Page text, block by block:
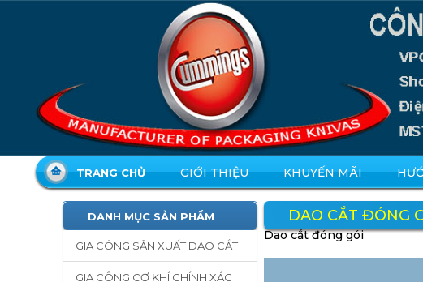
TRANG CHỦ GIỚI THIỆU KHUYẾN MÃI
DANH MỤC SẢN PHẨM
GIA CÔNG SẢN XUẤT DAO CẮT
GIA CÔNG CƠ KHÍ CHÍNH XÁC
DAO CẮT ĐÓNG
Dao cắt đóng gói